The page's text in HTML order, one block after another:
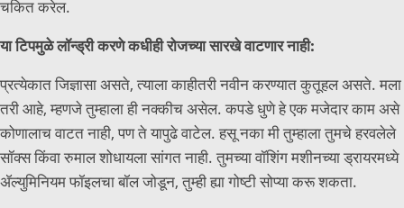
चकित करेल.
या टिपमुळे लॉन्ड्री करणे कधीही रोजच्या सारखे वाटणार नाही:
प्रत्येकात जिज्ञासा असते, त्याला काहीतरी नवीन करण्यात कुतूहल असते. मला
तरी आहे, म्हणजे तुम्हाला ही नक्कीच असेल. कपडे धुणे हे एक मजेदार काम असे
कोणालाच वाटत नाही, पण ते यापुढे वाटेल. हसू नका मी तुम्हाला तुमचे हरवलेले
सॉक्स किंवा रुमाल शोधायला सांगत नाही. तुमच्या वॉशिंग मशीनच्या ड्रायरमध्ये
ॲल्युमिनियम फॉइलचा बॉल जोडून, तुम्ही ह्या गोष्टी सोप्या करू शकता.